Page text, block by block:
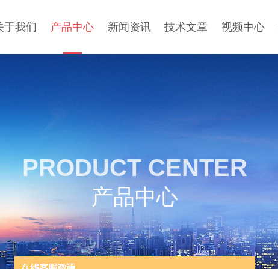
于我们 产品中心 新闻资讯 技术文章 视频中心
PRODUCT CENTER
产品中心